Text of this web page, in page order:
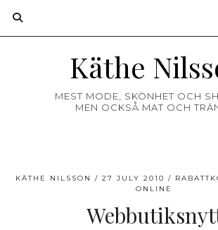
Käthe
MEST MODE, SKÖNHET OCH
MEN OCKSÅ MAT OCH
KÄTHE NILSSON 27 JULY 2010
ONLINE